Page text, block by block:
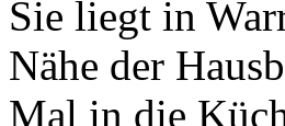
Sie liegt in
Nähe der
Mal in die